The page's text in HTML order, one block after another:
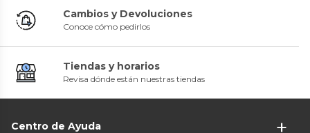
Cambios y Devoluciones
Conoce cómo pedirlos
Tiendas y horarios
Revisa dónde están nuestras tiendas
Centro de Ayuda